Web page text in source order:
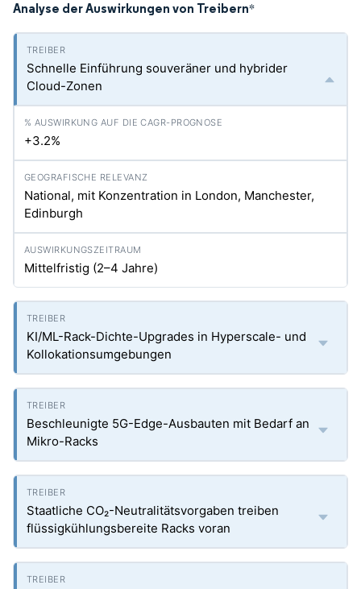
Analyse der Auswirkungen von Treibern*
Schnelle Einführung souveräner und hybrider
Cloud-Zonen
+3.2%
National, mit Konzentration in London, Manchester,
Edinburgh
Mittelfristig (2–4 Jahre)
KI/ML-Rack-Dichte-Upgrades in Hyperscale- und
Kollokationsumgebungen
Beschleunigte 5G-Edge-Ausbauten mit Bedarf an
Mikro-Racks
Staatliche CO₂-Neutralitätsvorgaben treiben
flüssigkühlungsbereite Racks voran